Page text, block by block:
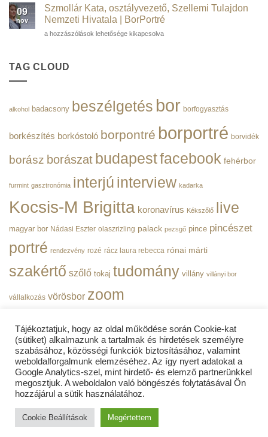
|
Borportré
Borportré
bejegyzéshez
alapító,
Gábor
Dénes-
díj,
Zrt.
09
nov
Szmollár Kata, osztályvezető, Szellemi Tulajdon
Nemzeti Hivatala | BorPortré
Szmollár
Szellemi
BorPortré
a hozzászólások lehetősége kikapcsolva
TAG CLOUD
alkohol badacsony beszélgetés bor borfogyasztás
borkészítés borkóstoló borpontré borportré borvidék
borász borászat budapestfacebook fehérbor
furmint gasztronómia interjú interview kadarka
Kocsis-M Brigitta koronavírus Kékszőlő live
magyar bor Nádasi Eszter olaszrizling palack pezsgő pince pincészet
portré rendezvény rozé rácz laura rebecca rónai márti
szakértő szőlő tokaj tudomány villány villányi bor
vállalkozás vörösbor zoom
ADATVÉDELMI TÁJÉKOZTATÓ
BorPortré | Copyright 2019 - 2026© Minden jog fenntartva! |
WEBLOCK MEDIA LTD
weblockmedia.co.uk
| Our website is 256 bit SSL secured by
COMODO Cybersecurity
Tájékoztatjuk, hogy az oldal működése során Cookie-kat
(sütiket) alkalmazunk a tartalmak és hirdetések személyre
szabásához, közösségi funkciók biztosításához, valamint
weboldalforgalmunk elemzéséhez. Az így nyert adatokat a
Google Analytics-szel, mint hirdető- és elemző partnerünkkel
megosztjuk. A weboldalon való böngészés folytatásával Ön
hozzájárul a sütik használatához.
Cookie Beállítások Megértettem